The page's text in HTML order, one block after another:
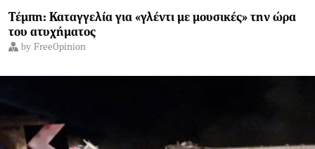
Τέμπη: Καταγγελία για «γλέντι με μουσικές» την ώρα
του ατυχήματος
by FreeOpinion